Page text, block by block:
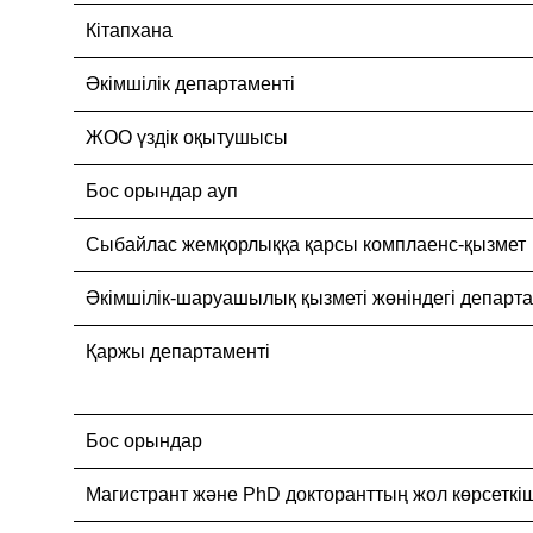
Кітапхана
Әкімшілік департаменті
ЖОО үздік оқытушысы
Бос орындар ауп
Cыбайлас жемқорлыққа қарсы комплаенс-қызмет
Әкімшілік-шаруашылық қызметі жөніндегі
Қаржы департаменті
Бос орындар
Магистрант және PhD докторанттың жол